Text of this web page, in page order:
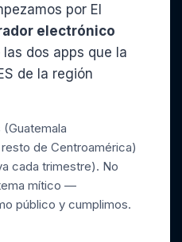
por El
electrónico
dos apps que la
de la región
de Centroamérica)
cada trimestre). No
mítico —
público y cumplimos.